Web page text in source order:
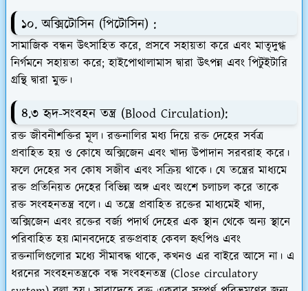
১০. অক্সিটোসিন (পিটোসিন) :
সামাজিক বন্ধন উৎসাহিত করে, প্রসবে সহায়তা করে এবং মাতৃদুগ্ধ
নির্গমনে সহায়তা করে; হাইপোথালামাস দ্বারা উৎপন্ন এবং পিটুইটারি
গ্রন্থি দ্বারা মুক্ত।
৪.৩ হৃদ-সংবহন তন্ত্র (Blood Circulation):
রক্ত জীবনীশক্তির মূল। রক্তনালির মধ্য দিয়ে রক্ত দেহের সর্বত্র
প্রবাহিত হয় ও কোষে অক্সিজেন এবং খাদ্য উপাদান সরবরাহ করে।
ফলে দেহের সব কোষ সজীব এবং সক্রিয় থাকে। যে তন্ত্রের মাধ্যমে
রক্ত প্রতিনিয়ত দেহের বিভিন্ন অঙ্গ এবং অংশে চলাচল করে তাকে
রক্ত সংবহনতন্ত্র বলে। এ তন্ত্রে প্রবাহিত রক্তের মাধ্যমেই খাদ্য,
অক্সিজেন এবং রক্তের বর্জ্য পদার্থ দেহের এক স্থান থেকে অন্য স্থানে
পরিবাহিত হয়।মানবদেহে রক্তপ্রবাহ কেবল হৃৎপিণ্ড এবং
রক্তনালিগুলোর মধ্যে সীমাবদ্ধ থাকে, কখনও এর বাইরে আসে না। এ
ধরনের সংবহনতন্ত্রকে বন্ধ সংবহনতন্ত্র (Close circulatory